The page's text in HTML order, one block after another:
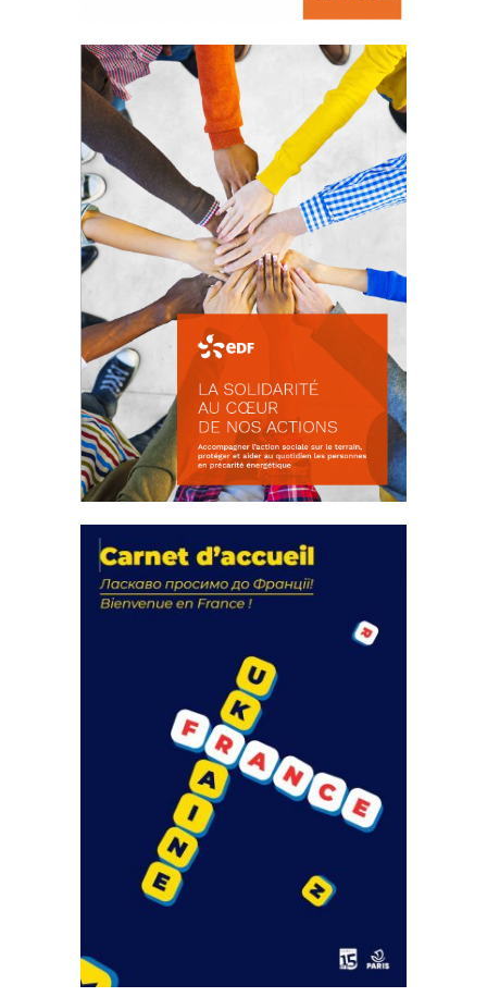
La prévention des conflits
d’intérêts
18 septembre 2023
FEUILLETER
actions
18 septembre 2023
FEUILLETER